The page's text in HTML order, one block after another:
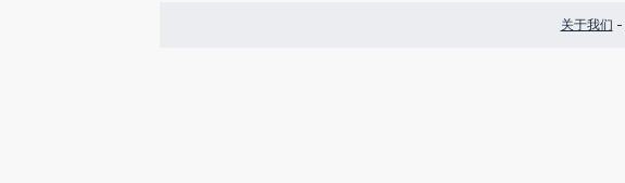
关于我们 -